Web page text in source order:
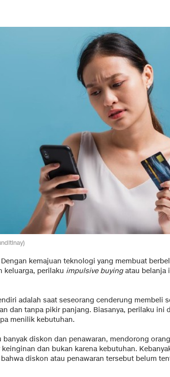
Dengan kemajuan teknologi yang membuat
keluarga, perilaku impulsive buyingatau belanja
adalah saat seseorang cenderung membeli
dan tanpa pikir panjang. Biasanya, perilaku ini
menilik kebutuhan.
banyak diskon dan penawaran, mendorong
dan bukan karena kebutuhan.
diskon atau penawaran tersebut belum